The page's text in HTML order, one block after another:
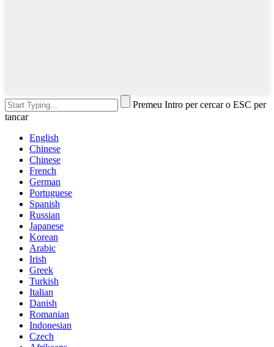
Premeu Intro per cercar o ESC per
tancar
English
Chinese
Chinese
French
German
Portuguese
Spanish
Russian
Japanese
Korean
Arabic
Irish
Greek
Turkish
Italian
Danish
Romanian
Indonesian
Czech